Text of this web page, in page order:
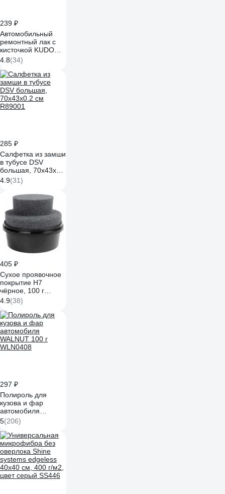
239 ₽
Автомобильный
ремонтный лак с
кисточкой KUDO
KU-70000-BB
4.8(34)
285 ₽
Салфетка из замши
в тубусе DSV
большая, 70х43х0.2
см R89001
4.9(31)
405 ₽
Сухое проявочное
покрытие H7
чёрное, 100 г
896404
4.9(38)
297 ₽
Полироль для
кузова и фар
автомобиля
WALNUT 100 г
WLN0408
5(206)